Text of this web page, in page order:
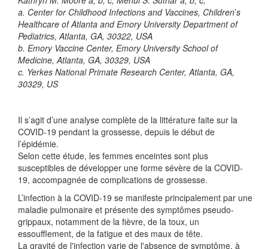
a. Center for Childhood Infections and Vaccines, Children’s
Healthcare of Atlanta and Emory University Department of
Pediatrics, Atlanta, GA, 30322, USA
b. Emory Vaccine Center, Emory University School of
Medicine, Atlanta, GA, 30329, USA
c. Yerkes National Primate Research Center, Atlanta, GA,
30329, US
Il s’agit d’une analyse complète de la littérature faite sur la
COVID-19 pendant la grossesse, depuis le début de
l’épidémie.
Selon cette étude, les femmes enceintes sont plus
susceptibles de développer une forme sévère de la COVID-
19, accompagnée de complications de grossesse.
L’infection à la COVID-19 se manifeste principalement par une
maladie pulmonaire et présente des symptômes pseudo-
grippaux, notamment de la fièvre, de la toux, un
essoufflement, de la fatigue et des maux de tête.
La gravité de l'infection varie de l'absence de symptôme, à